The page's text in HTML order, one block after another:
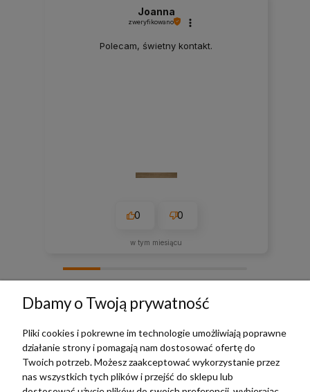
Joanna
zweryfikowano
Polecam, świetny kontakt.
0 0
w tym miesiącu
TERRADECO
Dbamy o Twoją prywatność
Pliki cookies i pokrewne im technologie umożliwiają poprawne
działanie strony i pomagają nam dostosować ofertę do
Twoich potrzeb. Możesz zaakceptować wykorzystanie przez
nas wszystkich tych plików i przejść do sklepu lub